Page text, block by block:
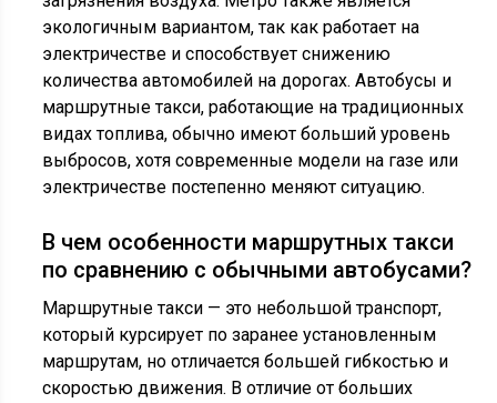
экологичным вариантом, так как работает на
электричестве и способствует снижению
количества автомобилей на дорогах. Автобусы и
маршрутные такси, работающие на традиционных
видах топлива, обычно имеют больший уровень
выбросов, хотя современные модели на газе или
электричестве постепенно меняют ситуацию.
В чем особенности маршрутных такси
по сравнению с обычными автобусами?
Маршрутные такси — это небольшой транспорт,
который курсирует по заранее установленным
маршрутам, но отличается большей гибкостью и
скоростью движения. В отличие от больших